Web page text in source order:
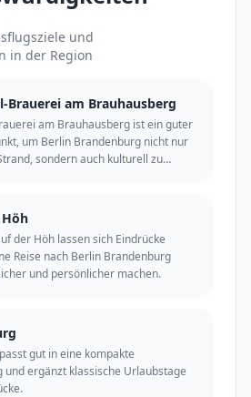
und
in der Region
Brauerei am Brauhausberg
am Brauhausberg ist ein guter
um Berlin Brandenburg nicht nur
sondern auch kulturell zu
der Höh lassen sich Eindrücke
Reise nach Berlin Brandenburg
und persönlicher machen.
gut in eine kompakte
und ergänzt klassische Urlaubstage